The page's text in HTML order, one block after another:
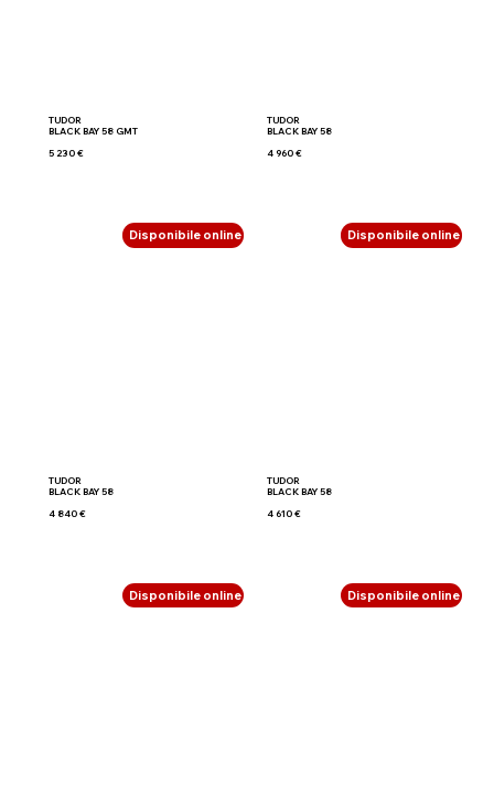
TUDOR
BLACK BAY 58 GMT
5 230 €
TUDOR
BLACK BAY 58
4 960 €
Disponibile online
TUDOR
BLACK BAY 58
4 840 €
Disponibile online
TUDOR
BLACK BAY 58
4 610 €
Disponibile online Disponibile online